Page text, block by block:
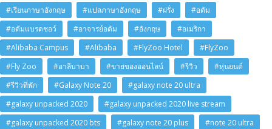
#เรียนภาษาอังกฤษ
#แปลภาษาอังกฤษ #ฝรั่ง
#อดัม
#อดัมแบรดชอว์
#อาจารย์อดัม #อังกฤษ
#อเมริกา
#Alibaba Campus
#Alibaba #FlyZoo Hotel
#FlyZoo
#Fly Zoo
#อาลีบาบา #ขายของออนไลน์ #รีวิว
#หุ่นยนต์
#รีวิวที่พัก
#Galaxy Note 20
#galaxy note 20 ultra
#galaxy unpacked 2020
#galaxy unpacked 2020 live stream
#galaxy unpacked 2020 bts
#galaxy note 20 plus
#note 20 ultra